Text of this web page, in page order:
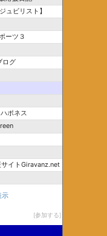
ュビリスト】
ーツ３
ログ
ポネス
イトGiravanz.net
示
参加する